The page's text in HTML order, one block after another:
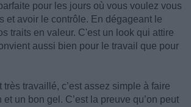
pour les jours où vous voulez vous
et avoir le contrôle. En dégageant le
traits en valeur. C'est un look qui attire
aussi bien pour le travail que pour
très travaillé, c’est assez simple à faire
un bon gel. C’est la preuve qu’on peut